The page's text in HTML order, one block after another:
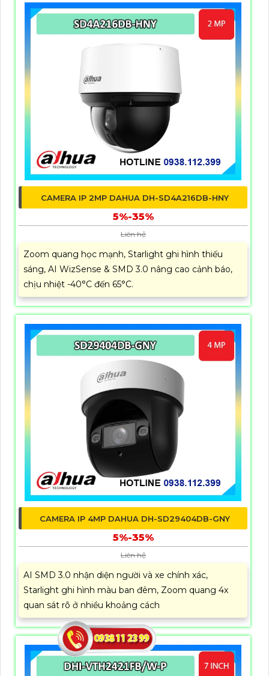
CAMERA IP 2MP DAHUA DH-SD4A216DB-HNY
5%-35%
Liên hệ
Zoom quang học mạnh, Starlight ghi hình thiếu
sáng, AI WizSense & SMD 3.0 nâng cao cảnh báo,
chịu nhiệt -40°C đến 65°C.
CAMERA IP 4MP DAHUA DH-SD29404DB-GNY
5%-35%
Liên hệ
AI SMD 3.0 nhận diện người và xe chính xác,
Starlight ghi hình màu ban đêm, Zoom quang 4x
quan sát rõ ở nhiều khoảng cách